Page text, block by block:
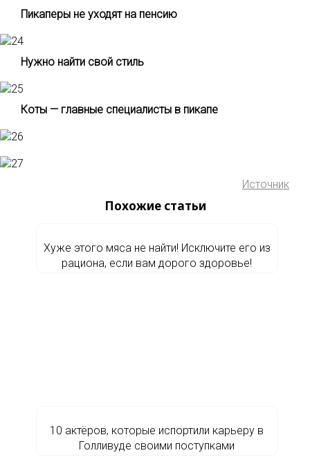
Пикаперы не уходят на пенсию
Нужно найти свой стиль
Коты — главные специалисты в пикапе
Источник
Похожие статьи
Хуже этого мяса не найти! Исключите его из
рациона, если вам дорого здоровье!
10 актёров, которые испортили карьеру в
Голливуде своими поступками